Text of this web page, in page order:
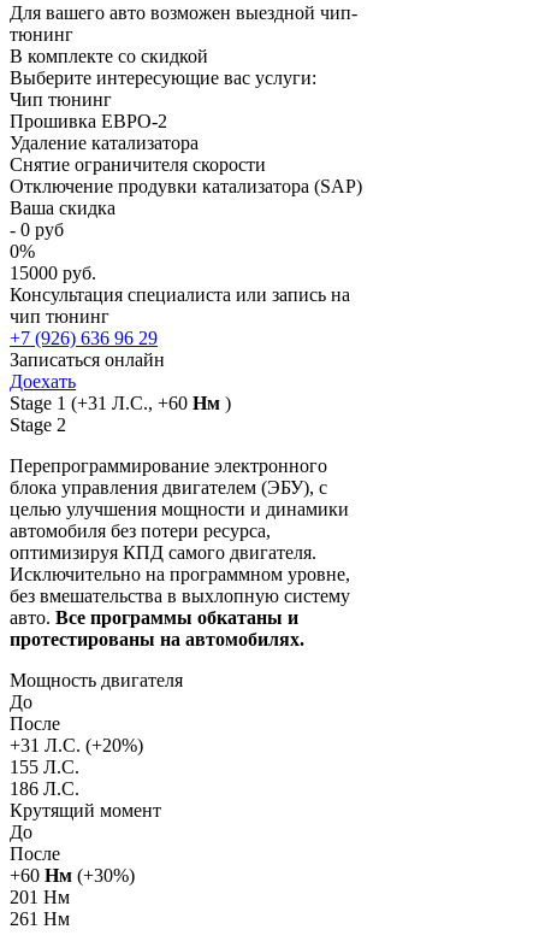
Для вашего авто возможен выездной чип-
тюнинг
В комплекте со скидкой
Выберите интересующие вас услуги:
Чип тюнинг
Прошивка ЕВРО-2
Удаление катализатора
Снятие ограничителя скорости
Отключение продувки катализатора (SAP)
Ваша скидка
- 0 руб
0%
15000 руб.
Консультация специалиста или запись на
чип тюнинг
+7 (926) 636 96 29
Записаться онлайн
Доехать
Stage 1 (+31 Л.С., +60 Нм )
Stage 2
Перепрограммирование электронного
блока управления двигателем (ЭБУ), с
целью улучшения мощности и динамики
автомобиля без потери ресурса,
оптимизируя КПД самого двигателя.
Исключительно на программном уровне,
без вмешательства в выхлопную систему
авто. Все программы обкатаны и
протестированы на автомобилях.
Мощность двигателя
До
После
+31 Л.С. (+20%)
155 Л.С.
186 Л.С.
Крутящий момент
До
После
+60 Нм (+30%)
201 Нм
261 Нм